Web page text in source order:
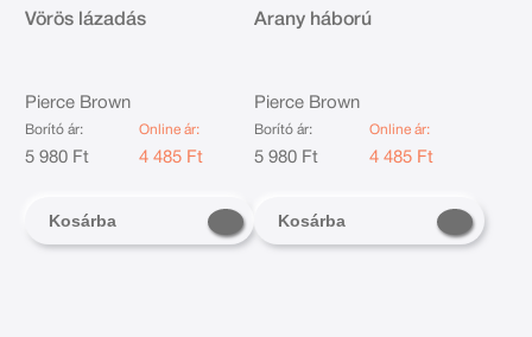
Vörös lázadás
Pierce Brown
Borító ár:
5 980 Ft
Online ár:
4 485 Ft
Kosárba
Arany háború
Pierce Brown
Borító ár:
5 980 Ft
Online ár:
4 485 Ft
Kosárba